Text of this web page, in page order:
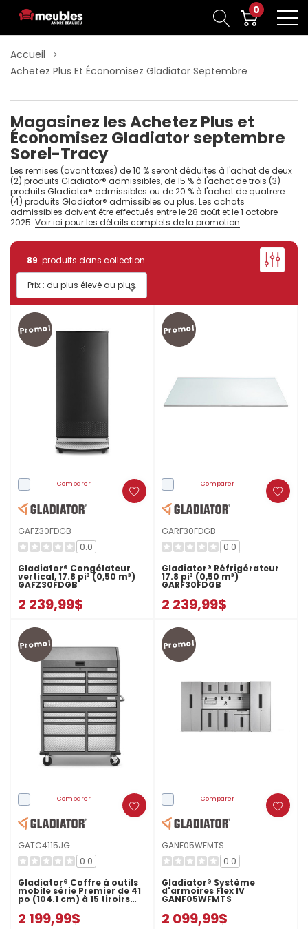
0
Accueil
Achetez Plus Et Économisez Gladiator Septembre
Magasinez les Achetez Plus et
Économisez Gladiator septembre
Sorel-Tracy
Les remises (avant taxes) de 10 % seront déduites à l'achat de deux
(2) produits Gladiator® admissibles, de 15 % à l'achat de trois (3)
produits Gladiator® admissibles ou de 20 % à l'achat de quatrere
(4) produits Gladiator® admissibles ou plus. Les achats
admissibles doivent être effectués entre le 28 août et le 1 octobre
2025. Voir ici pour les détails complets de la promotion.
89 produits dans collection
Promo!
Comparer
GAFZ30FDGB
0.0
Gladiator® Congélateur
vertical, 17.8 pi³ (0,50 m³)
GAFZ30FDGB
2 239,99$
Promo!
Comparer
GARF30FDGB
0.0
Gladiator® Réfrigérateur
17.8 pi³ (0,50 m³)
GARF30FDGB
2 239,99$
Promo!
Comparer
GATC4115JG
0.0
Gladiator® Coffre à outils
mobile série Premier de 41
po (104.1 cm) à 15 tiroirs
GATC4115JG
2 199,99$
Promo!
Comparer
GANF05WFMTS
0.0
Gladiator® Système
d'armoires Flex IV
GANF05WFMTS
2 099,99$